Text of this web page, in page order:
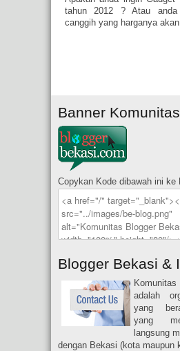
tahun 2012 ? Atau
canggih yang harganya akan
Banner Komunitas
Copykan Kode dibawah ini ke
Blogger Bekasi &
adalah
yang
yang
langsung
dengan Bekasi (kota maupun